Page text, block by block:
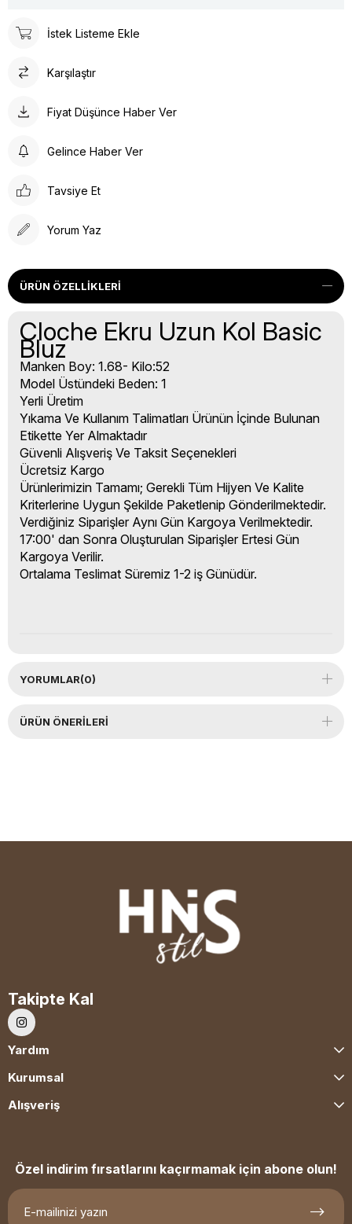
İstek Listeme Ekle
Karşılaştır
Fiyat Düşünce Haber Ver
Gelince Haber Ver
Tavsiye Et
Yorum Yaz
ÜRÜN ÖZELLIKLERI
Cloche Ekru Uzun Kol Basic
Bluz
Manken Boy: 1.68- Kilo:52
Model Üstündeki Beden: 1
Yerli Üretim
Yıkama Ve Kullanım Talimatları Ürünün İçinde Bulunan
Etikette Yer Almaktadır
Güvenli Alışveriş Ve Taksit Seçenekleri
Ücretsiz Kargo
Ürünlerimizin Tamamı; Gerekli Tüm Hijyen Ve Kalite
Kriterlerine Uygun Şekilde Paketlenip Gönderilmektedir.
Verdiğiniz Siparişler Aynı Gün Kargoya Verilmektedir.
17:00' dan Sonra Oluşturulan Siparişler Ertesi Gün
Kargoya Verilir.
Ortalama Teslimat Süremiz 1-2 iş Günüdür.
YORUMLAR(0)
ÜRÜN ÖNERILERI
Takipte Kal
Yardım
Kurumsal
Alışveriş
Özel indirim fırsatlarını kaçırmamak için abone olun!